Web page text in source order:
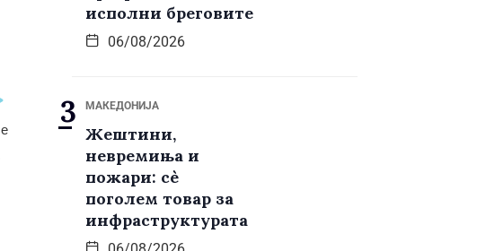
исполни бреговите
06/08/2026
МАКЕДОНИЈА
Жештини,
невремиња и
пожари: сè
поголем товар за
инфраструктурата